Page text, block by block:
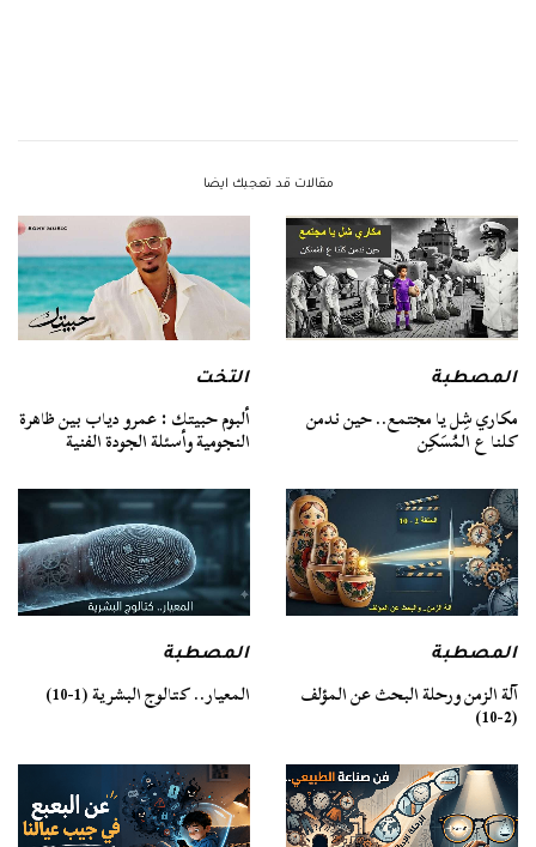
مقالات قد تعجبك ايضا
المصطبة
مكاري شِل يا مجتمع.. حين ندمن
كلنا ع المُسَكِن
التخت
ألبوم حبيتك : عمرو دياب بين ظاهرة
النجومية وأسئلة الجودة الفنية
المصطبة
آلة الزمن ورحلة البحث عن المؤلف
(2-10)
المصطبة
المعيار.. كتالوج البشرية (1-10)